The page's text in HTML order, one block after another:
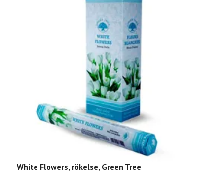
White Flowers, rökelse, Green Tree